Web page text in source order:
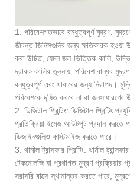
1. পরিবেশগতভাবে বন্ধুত্বপূর্ণ মুদ্রণ:
জীবন্ত জিনিসগুলির জন্য ক্ষতিকারক হওয়া
করা উচিত, যেমন জল-ভিত্তিক কালি,
দ্রাবক কালির তুলনায়, পরিবেশ বান্ধব
বন্ধুত্বপূর্ণ এবং খাবারের জন্য নিরাপদ।
পরিবেশকে দূষিত করবে না বা জনসাধারণের
2. ডিজিটাল প্রিন্টিং: ডিজিটাল প্রিন্টিং
প্রতিক্রিয়া ইমেজ আউটপুট প্রদান করতে
ডিজাইনগুলিও কাস্টমাইজ করতে পারে।
3. থার্মাল ট্রান্সফার প্রিন্টিং: থার্মাল
টেকনোলজি যা প্রথাগত মুদ্রণ প্রক্রিয়ার
সরাসরি বাক্সে স্থানান্তর করতে পারে,